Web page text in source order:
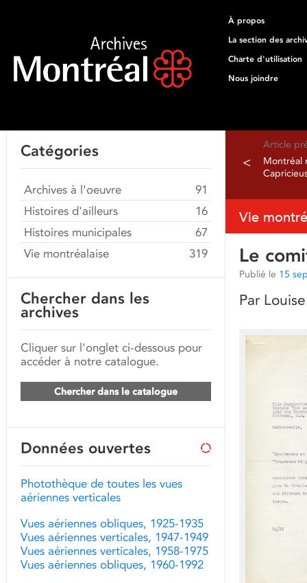
À propos
La section des
Charte d'utilisation
Nous joindre
Article
<
Montréal
Vie
Le
Publié le 15
Par
Catégories
Archives à l'oeuvre
91
Histoires d'ailleurs
16
Histoires municipales
67
Vie montréalaise
319
Chercher dans les
archives
Cliquer sur l'onglet ci-dessous pour
accéder à notre catalogue.
Chercher dans le catalogue
Données ouvertes
Photothèque de toutes les vues
aériennes verticales
Vues aériennes obliques, 1925-1935
Vues aériennes verticales, 1947-1949
Vues aériennes verticales, 1958-1975
Vues aériennes obliques, 1960-1992